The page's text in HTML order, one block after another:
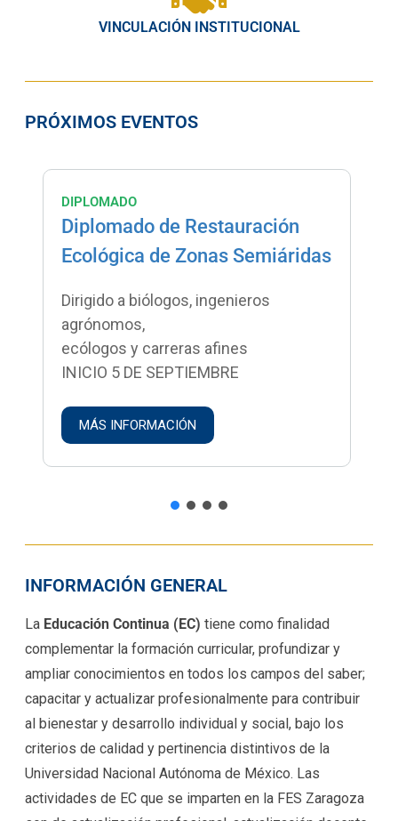
VINCULACIÓN INSTITUCIONAL
PRÓXIMOS EVENTOS
DIPLOMADO
Diplomado de Restauración
Ecológica de Zonas Semiáridas
Dirigido a biólogos, ingenieros
agrónomos,
ecólogos y carreras afines
INICIO 5 DE SEPTIEMBRE
MÁS INFORMACIÓN
INFORMACIÓN GENERAL
La Educación Continua (EC) tiene como finalidad
complementar la formación curricular, profundizar y
ampliar conocimientos en todos los campos del saber;
capacitar y actualizar profesionalmente para contribuir
al bienestar y desarrollo individual y social, bajo los
criterios de calidad y pertinencia distintivos de la
Universidad Nacional Autónoma de México. Las
actividades de EC que se imparten en la FES Zaragoza